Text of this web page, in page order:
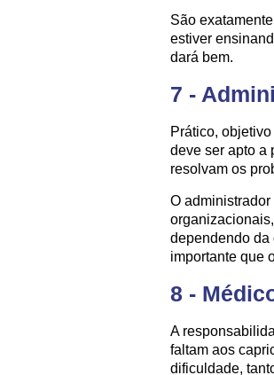
São
estiver
dará bem.
7 -
Prático,
deve ser apto a
resolvam os
O
dependendo da
importante que
8 -
A
faltam aos
dificuldade,